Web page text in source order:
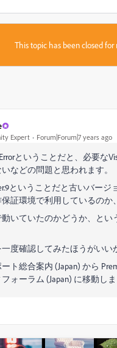
This topic has been closed for
Expert Forum|Forum|7 years ago
ということだと、必要な
などの問題と思われます。
ということだと古いバージ
証環境で利用しているのか、
いていたのかどうか、とい
度確認してみたほうがいい
ト総合案内 (Japan) から
ォーラム (Japan) に移動しま